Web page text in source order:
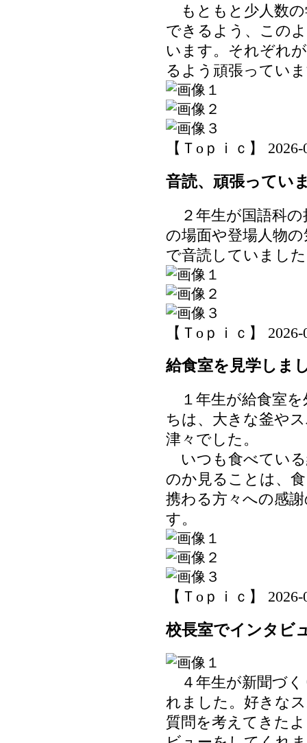
もともと少人数の
できるよう、この
います。それぞれ
るよう頑張ってい
【Ｔoｐｉｃ】
音読、頑張ってい
２年生が国語科の
の場面や登場人物
で音読していまし
【Ｔoｐｉｃ】
給食室を見学しま
１年生が給食室を
ちは、大きな釜や
津々でした。
いつも食べてい
のか見ることは、
携わる方々への感
す。
【Ｔoｐｉｃ】
校長室でインタビ
４年生が新聞づく
れました。好きな
質問を考えてきた